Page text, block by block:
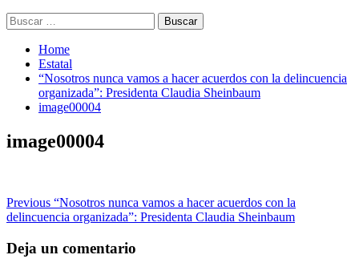
Buscar:
Home
Estatal
“Nosotros nunca vamos a hacer acuerdos con la delincuencia
organizada”: Presidenta Claudia Sheinbaum
image00004
image00004
Post
navigation
Previous “Nosotros nunca vamos a hacer acuerdos con la
delincuencia organizada”: Presidenta Claudia Sheinbaum
Deja un comentario